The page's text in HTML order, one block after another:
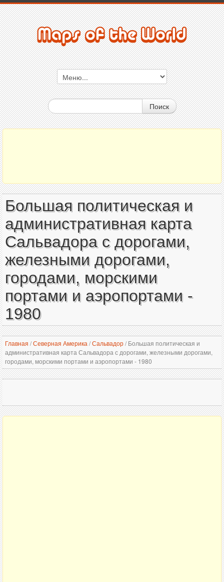
Поиск
Большая политическая и
административная карта
Сальвадора с дорогами,
железными дорогами,
городами, морскими
портами и аэропортами -
1980
Главная /Северная Америка /Сальвадор/Большая политическая и
административная карта Сальвадора с дорогами, железными дорогами,
городами, морскими портами и аэропортами - 1980